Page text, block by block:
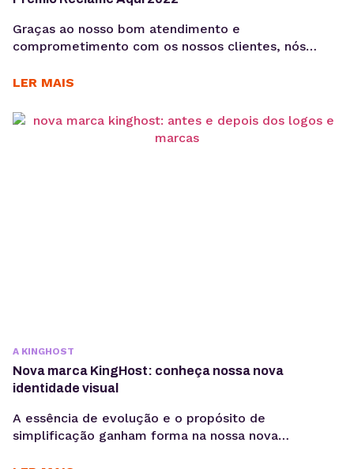
Graças ao nosso bom atendimento e
comprometimento com os nossos clientes, nós
Concorrendo na categoria “Hosts” da premiação,
ter mais essa conquista com você e para você. Já
não é a primeira vez que o nosso compromisso em
LER MAIS
A KINGHOST
Nova marca KingHost: conheça nossa nova
identidade visual
A essência de evolução e o propósito de
simplificação ganham forma na nossa nova